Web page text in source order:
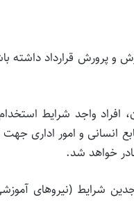
با شرکت طرف قرارداد با آموزش و پرورش قرارداد
افراد واجد شرایط
مرکز برنامه‌ریزی منابع انسانی و امور
خواهد شد.
انقلاب فرهنگی برای واجدین شرایط (نیروهای